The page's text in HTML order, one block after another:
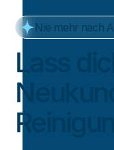
Nie mehr nach
Lass